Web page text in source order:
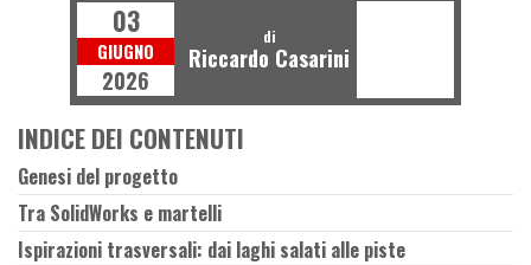
03
GIUGNO
2026
di
Riccardo Casarini
INDICE DEI CONTENUTI
Genesi del progetto
Tra SolidWorks e martelli
Ispirazioni trasversali: dai laghi salati alle piste